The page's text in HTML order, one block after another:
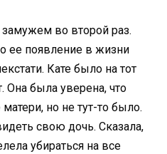
во второй раз.
ее появление в жизни
Кате было на тот
Она была уверена, что
но не тут-то было.
свою дочь. Сказала,
убираться на все